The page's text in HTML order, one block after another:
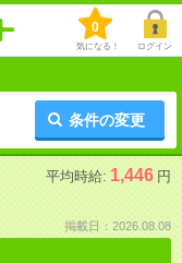
0
気になる！ ログイン
条件の変更
平均時給: 1,446 円
掲載日：2026.08.08